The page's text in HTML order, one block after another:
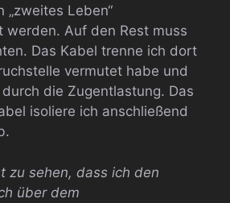
Leben“
werden. Auf den Rest muss
Das Kabel trenne ich dort
vermutet habe und
die Zugentlastung. Das
isoliere ich anschließend
zu sehen, dass ich den
über dem